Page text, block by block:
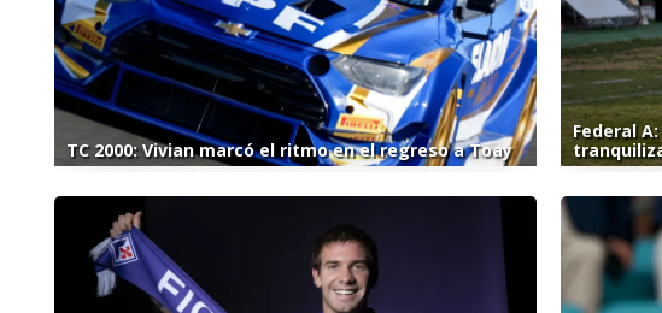
TC 2000: Vivian marcó el ritmo en el regreso a Toay
Federal